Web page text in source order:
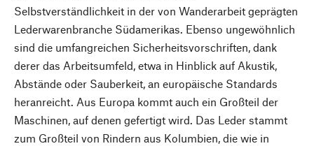
Selbstverständlichkeit in der von Wanderarbeit geprägten
Lederwarenbranche Südamerikas. Ebenso ungewöhnlich
sind die umfangreichen Sicherheitsvorschriften, dank
derer das Arbeitsumfeld, etwa in Hinblick auf Akustik,
Abstände oder Sauberkeit, an europäische Standards
heranreicht. Aus Europa kommt auch ein Großteil der
Maschinen, auf denen gefertigt wird. Das Leder stammt
zum Großteil von Rindern aus Kolumbien, die wie in